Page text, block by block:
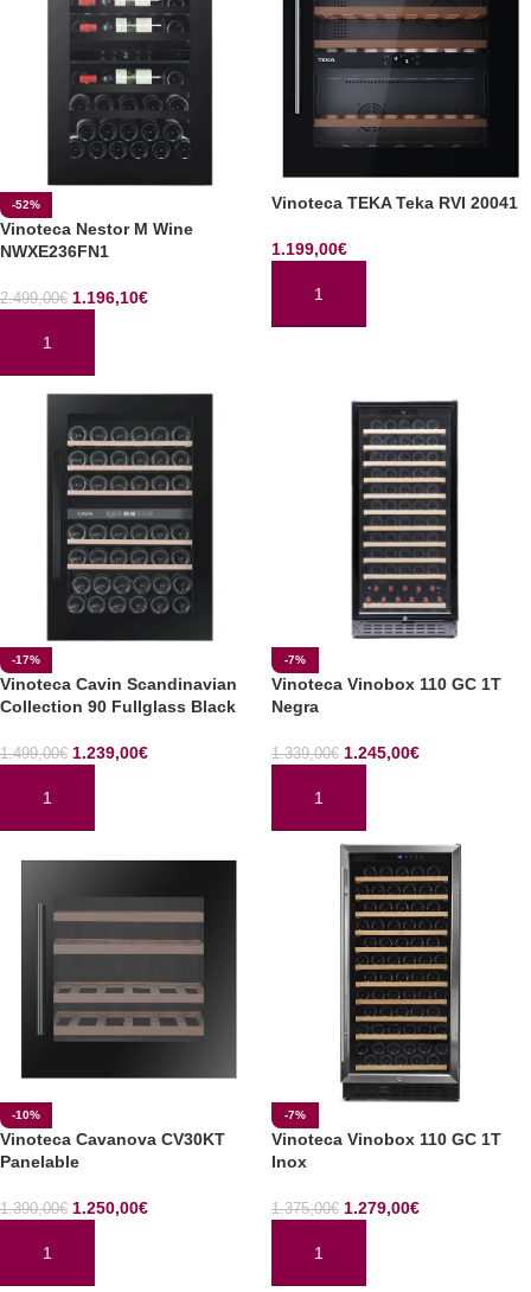
-52%
Vinoteca Nestor M Wine
NWXE236FN1
2.499,00€ 1.196,10€
AÑADIR AL CARRITO
Vinoteca TEKA Teka RVI 20041
1.199,00€
AÑADIR AL CARRITO
-17%
Vinoteca Cavin Scandinavian
Collection 90 Fullglass Black
1.499,00€ 1.239,00€
AÑADIR AL CARRITO
-7%
Vinoteca Vinobox 110 GC 1T
Negra
1.339,00€ 1.245,00€
AÑADIR AL CARRITO
-10%
Vinoteca Cavanova CV30KT
Panelable
1.390,00€ 1.250,00€
AÑADIR AL CARRITO
-7%
Vinoteca Vinobox 110 GC 1T
Inox
1.375,00€ 1.279,00€
AÑADIR AL CARRITO